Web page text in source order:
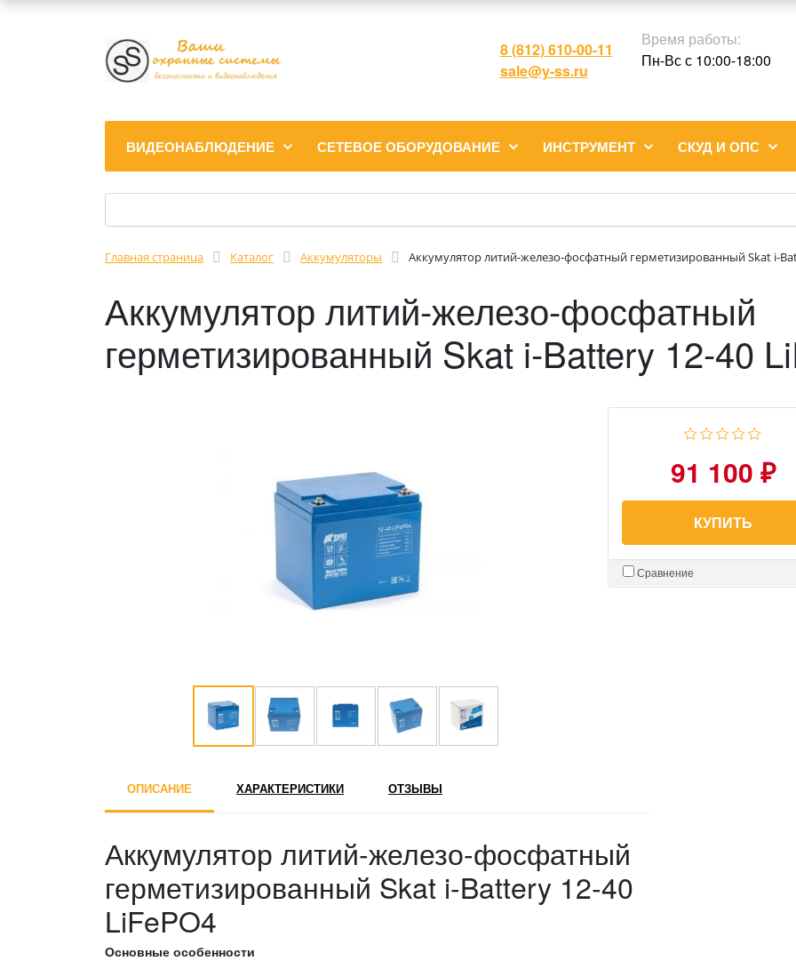
8 (812) 610-00-11
sale@y-ss.ru
Время работы:
Пн-Вс с 10:00-18:00
ВИДЕОНАБЛЮДЕНИЕ СЕТЕВОЕ ОБОРУДОВАНИЕ ИНСТРУМЕНТ СКУД И ОПС
Главная страница Каталог Аккумуляторы Аккумулятор литий-железо-фосфатный герметизированный Skat i-
Аккумулятор литий-железо-фосфатный
герметизированный Skat i-Battery 12-40
91 100 ₽
КУПИТЬ
Сравнение
ОПИСАНИЕ ХАРАКТЕРИСТИКИ ОТЗЫВЫ
Аккумулятор литий-железо-фосфатный
герметизированный Skat i-Battery 12‑40
LiFePO4
Основные особенности